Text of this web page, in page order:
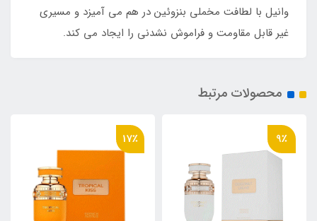
وانیل با لطافت مخملی بنزوئین در هم می آمیزد و مسیری
غیر قابل مقاومت و فراموش نشدنی را ایجاد می کند.
محصولات مرتبط
9٪ 17٪